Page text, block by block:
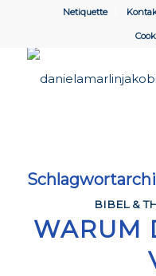
Netiquette
BIBEL &
WARUM